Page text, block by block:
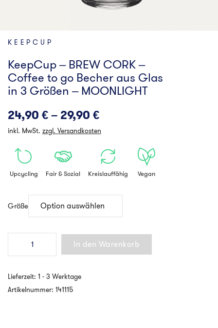
KEEPCUP
KeepCup – BREW CORK –
Coffee to go Becher aus Glas
in 3 Größen – MOONLIGHT
24,90 €– 29,90 €
inkl. MwSt. zzgl. Versandkosten
Upcycling Fair & Sozial Kreislauffähig Vegan
Größe
KeepCup
BREW
-
Coffee
to
In den Warenkorb
Lieferzeit: 1 - 3 Werktage
Artikelnummer: 141115